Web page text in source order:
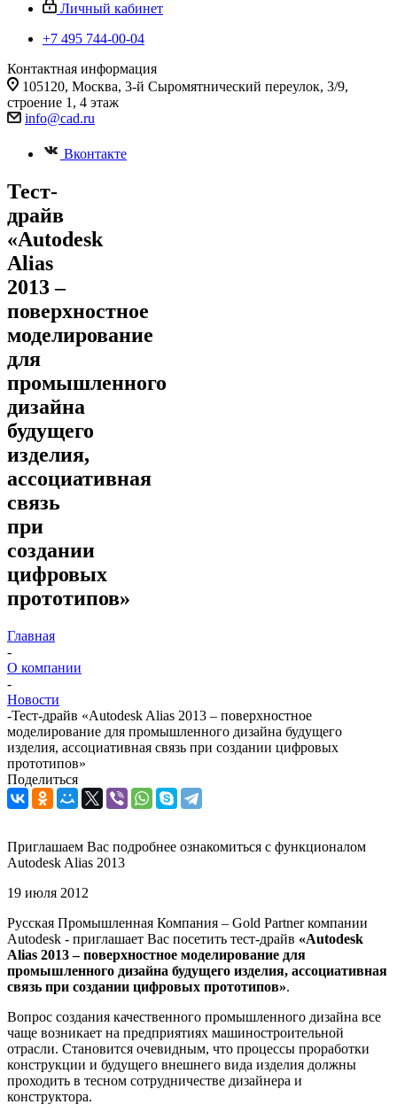
Личный кабинет
+7 495 744-00-04
Контактная информация
105120, Москва, 3-й Сыромятнический переулок, 3/9,
строение 1, 4 этаж
info@cad.ru
Вконтакте
Тест-
драйв
«Autodesk
Alias
2013 –
поверхностное
моделирование
для
промышленного
дизайна
будущего
изделия,
ассоциативная
связь
при
создании
цифровых
прототипов»
Главная
-
О компании
-
Новости
-Тест-драйв «Autodesk Alias 2013 – поверхностное
моделирование для промышленного дизайна будущего
изделия, ассоциативная связь при создании цифровых
прототипов»
Поделиться
Приглашаем Вас подробнее ознакомиться с функционалом
Autodesk Alias 2013
19 июля 2012
Русская Промышленная Компания – Gold Partner компании
Autodesk - приглашает Вас посетить тест-драйв «Autodesk
Alias 2013 – поверхностное моделирование для
промышленного дизайна будущего изделия, ассоциативная
связь при создании цифровых прототипов».
Вопрос создания качественного промышленного дизайна все
чаще возникает на предприятиях машиностроительной
отрасли. Становится очевидным, что процессы проработки
конструкции и будущего внешнего вида изделия должны
проходить в тесном сотрудничестве дизайнера и
конструктора.